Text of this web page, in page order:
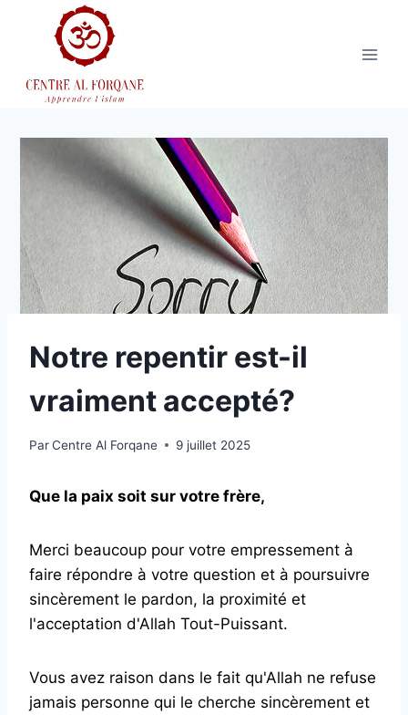
Notre repentir est-il
vraiment accepté?
ParCentre Al Forqane 9 juillet 2025
Que la paix soit sur votre frère,
Merci beaucoup pour votre empressement à
faire répondre à votre question et à poursuivre
sincèrement le pardon, la proximité et
l'acceptation d'Allah Tout-Puissant.
Vous avez raison dans le fait qu'Allah ne refuse
jamais personne qui le cherche sincèrement et